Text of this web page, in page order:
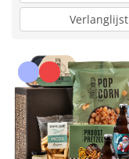
Verlanglijst